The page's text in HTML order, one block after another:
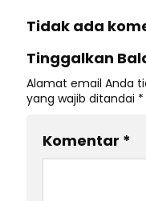
Tidak ada
Tinggalkan
Alamat email Anda
yang wajib ditandai *
Komentar *